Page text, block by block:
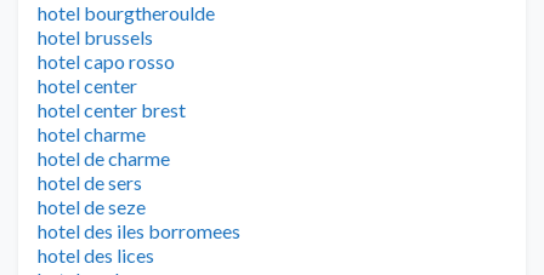
hotel bourgtheroulde
hotel brussels
hotel capo rosso
hotel center
hotel center brest
hotel charme
hotel de charme
hotel de sers
hotel de seze
hotel des iles borromees
hotel des lices